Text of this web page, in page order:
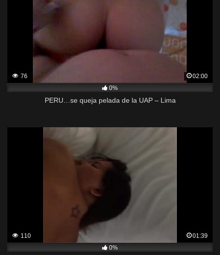
76
02:00
0%
PERU…se queja pelada de la UAP – Lima
110
01:39
0%